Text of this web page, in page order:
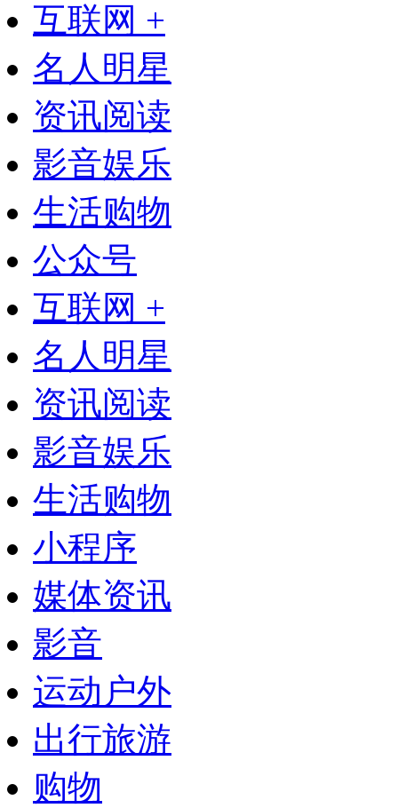
互联网 +
名人明星
资讯阅读
影音娱乐
生活购物
公众号
互联网 +
名人明星
资讯阅读
影音娱乐
生活购物
小程序
媒体资讯
影音
运动户外
出行旅游
购物